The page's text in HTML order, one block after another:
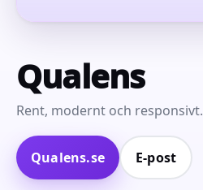
Qualens
Rent, modernt och responsivt.
Qualens.se E‑post